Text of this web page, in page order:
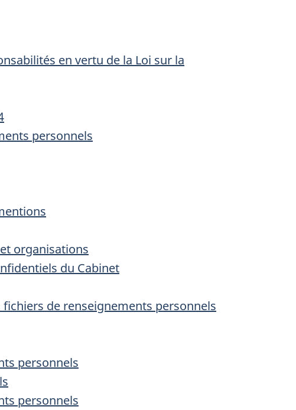
en vertu de la Loi sur la
personnels
organisations
du Cabinet
fichiers de renseignements personnels
personnels
personnels